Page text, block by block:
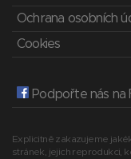
Ochrana osobních
Cookies
Podpořte nás na
Explicitně zakazujeme
stránek, jejich reprodukci,